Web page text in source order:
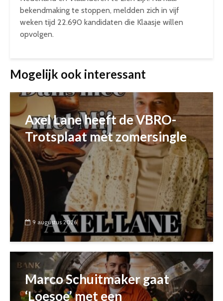
bekendmaking te stoppen, meldden zich in vijf
weken tijd 22.690 kandidaten die Klaasje willen
opvolgen.
Mogelijk ook interessant
Axel Lane heeft de VBRO-
Trotsplaat met zomersingle
9 augustus 2026
Marco Schuitmaker gaat
‘Loesoe’ met een